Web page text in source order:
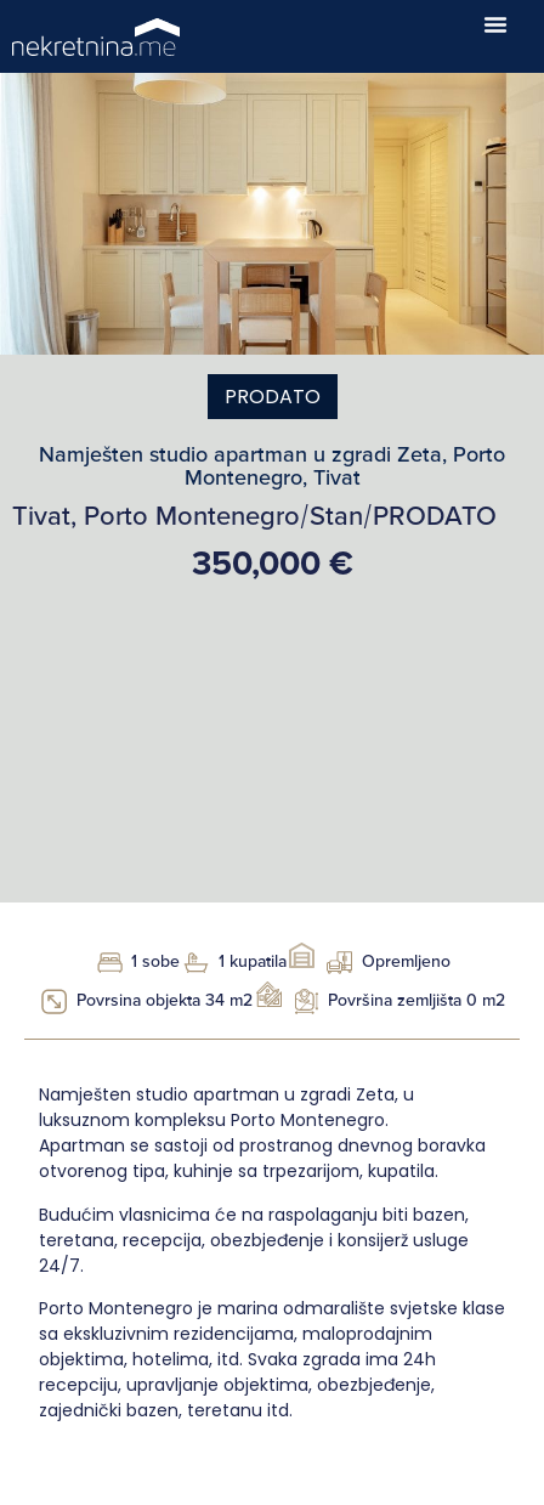
PRODATO
Namješten studio apartman u zgradi Zeta, Porto
Montenegro, Tivat
Tivat, Porto Montenegro/Stan/PRODATO
350,000 €
1 sobe 1 kupatila
Opremljeno
Povrsina objekta 34 m2
Površina zemljišta 0 m2
Namješten studio apartman u zgradi Zeta, u
luksuznom kompleksu Porto Montenegro.
Apartman se sastoji od prostranog dnevnog boravka
otvorenog tipa, kuhinje sa trpezarijom, kupatila.
Budućim vlasnicima će na raspolaganju biti bazen,
teretana, recepcija, obezbjeđenje i konsijerž usluge
24/7.
Porto Montenegro je marina odmaralište svjetske klase
sa ekskluzivnim rezidencijama, maloprodajnim
objektima, hotelima, itd. Svaka zgrada ima 24h
recepciju, upravljanje objektima, obezbjeđenje,
zajednički bazen, teretanu itd.